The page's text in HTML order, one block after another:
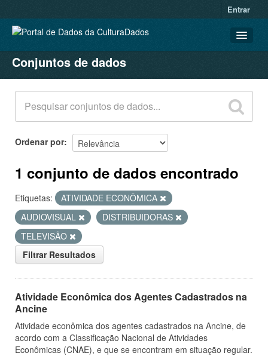
Entrar
CONJUNTOS DE DADOS
ORGANIZAÇÕES
GRUPOS
SOBRE
Conjuntos de dados
Ordenar por
1 conjunto de dados encontrado
Etiquetas:
ATIVIDADE ECONÔMICA
AUDIOVISUAL
DISTRIBUIDORAS
TELEVISÃO
Filtrar Resultados
Atividade Econômica dos Agentes Cadastrados na
Ancine
Atividade econômica dos agentes cadastrados na Ancine, de
acordo com a Classificação Nacional de Atividades
Econômicas (CNAE), e que se encontram em situação regular.